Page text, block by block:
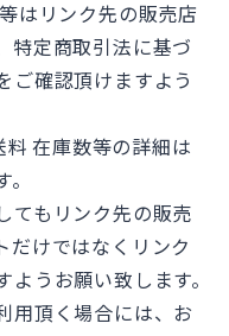
はリンク先の販売店
特定商取引法に基づ
ご確認頂けますよう
在庫数等の詳細は
てもリンク先の販売
だけではなくリンク
うお願い致します。
用頂く場合には、お